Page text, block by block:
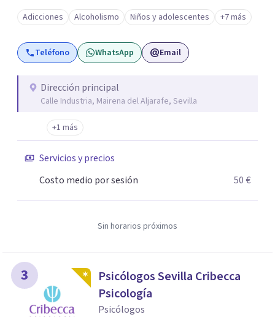
profesionales. Así establecemos tu itinerario, de manera
consensuada por los miembros de nuestro equipo
humano. Se trata de una intervención transversal entre
lo terapéutico y socioeducativo, que se nutre del
lo que vayas descubriendo durante el proceso. Gracias a
los resultados obtenidos durante años y las opiniones de
nuestros usuarios/as nos hemos convertido en referentes
del sector tanto en Sevilla como en Andalucía. Sobre todo
adolescente o la comunicación familiar. Pero también en
el tratamiento de mujeres desde una perspectiva de
género, prevención y psicología en general. Cuenta con
Adicciones Alcoholismo Niños y adolescentes +7 más
Teléfono WhatsApp Email
Dirección principal
Calle Industria, Mairena del Aljarafe, Sevilla
+1 más
Servicios y precios
Costo medio por sesión
50 €
Sin horarios próximos
3
Psicólogos Sevilla Cribecca
Psicología
Psicólogos